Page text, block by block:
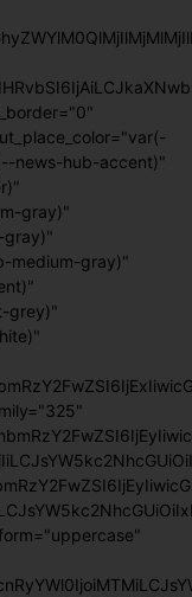
news-hub-accent)"
gray)"
gray)"
medium-gray)"
grey)"